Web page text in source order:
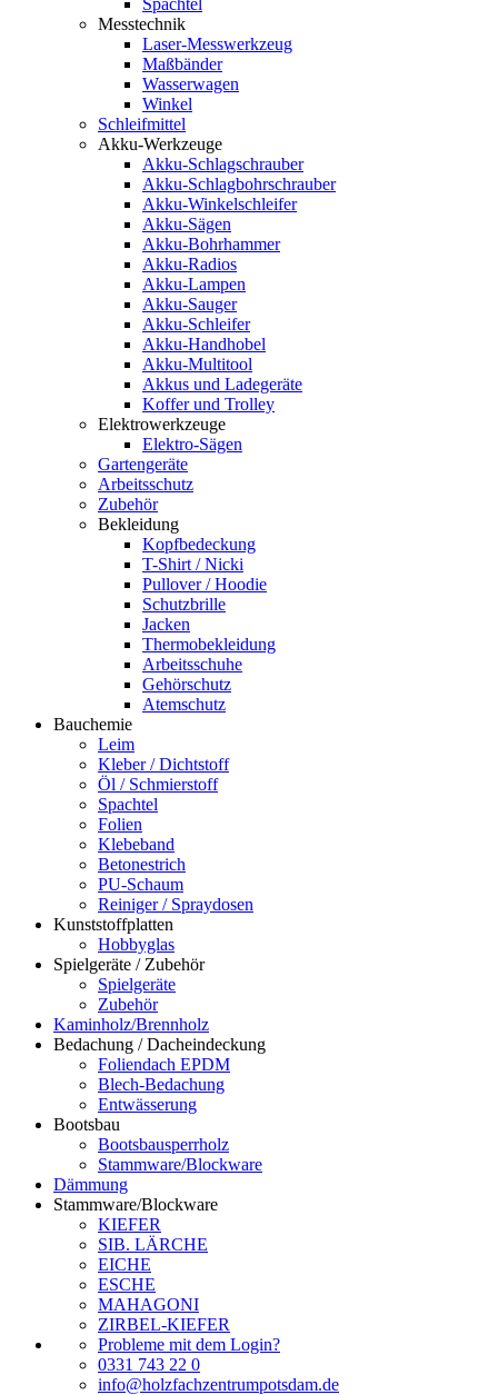
Spachtel
Messtechnik
Laser-Messwerkzeug
Maßbänder
Wasserwagen
Winkel
Schleifmittel
Akku-Werkzeuge
Akku-Schlagschrauber
Akku-Schlagbohrschrauber
Akku-Winkelschleifer
Akku-Sägen
Akku-Bohrhammer
Akku-Radios
Akku-Lampen
Akku-Sauger
Akku-Schleifer
Akku-Handhobel
Akku-Multitool
Akkus und Ladegeräte
Koffer und Trolley
Elektrowerkzeuge
Elektro-Sägen
Gartengeräte
Arbeitsschutz
Zubehör
Bekleidung
Kopfbedeckung
T-Shirt / Nicki
Pullover / Hoodie
Schutzbrille
Jacken
Thermobekleidung
Arbeitsschuhe
Gehörschutz
Atemschutz
Bauchemie
Leim
Kleber / Dichtstoff
Öl / Schmierstoff
Spachtel
Folien
Klebeband
Betonestrich
PU-Schaum
Reiniger / Spraydosen
Kunststoffplatten
Hobbyglas
Spielgeräte / Zubehör
Spielgeräte
Zubehör
Kaminholz/Brennholz
Bedachung / Dacheindeckung
Foliendach EPDM
Blech-Bedachung
Entwässerung
Bootsbau
Bootsbausperrholz
Stammware/Blockware
Dämmung
Stammware/Blockware
KIEFER
SIB. LÄRCHE
EICHE
ESCHE
MAHAGONI
ZIRBEL-KIEFER
Probleme mit dem Login?
0331 743 22 0
info@holzfachzentrumpotsdam.de